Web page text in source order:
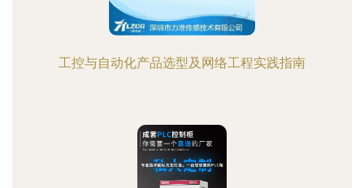
工控与自动化产品选型及网络工程实践指南